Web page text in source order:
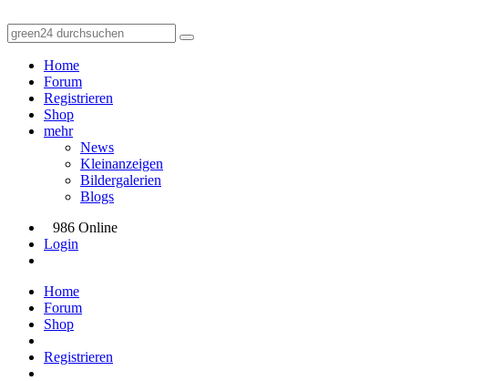
Home
Forum
Registrieren
Shop
mehr
News
Kleinanzeigen
Bildergalerien
Blogs
986 Online
Login
Home
Forum
Shop
Registrieren